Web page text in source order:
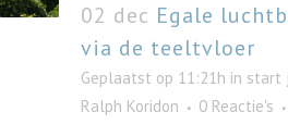
02 dec Egale
via de teeltvloer
Geplaatst op 11:21h in start
Ralph Koridon
0 Reactie's